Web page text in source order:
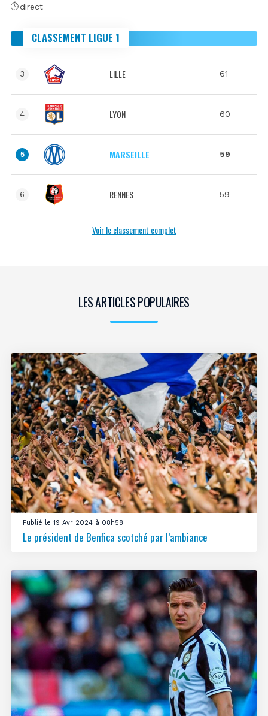
direct
CLASSEMENT LIGUE 1
3 LILLE 61
4 LYON 60
5 MARSEILLE 59
6 RENNES 59
Voir le classement complet
LES ARTICLES POPULAIRES
Publié le 19 Avr 2024 à 08h58
Le président de Benfica scotché par l’ambiance